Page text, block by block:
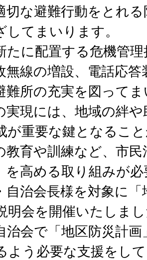
切な避難行動をとれ
してまいります。
たに配置する危機管
無線の増設、電話応
難所の充実を図って
実現には、地域の絆
が重要な鍵となるこ
教育や訓練など、市
を高める取り組みが
自治会長様を対象に
明会を開催いたしま
治会で「地区防災計
よう必要な支援をし